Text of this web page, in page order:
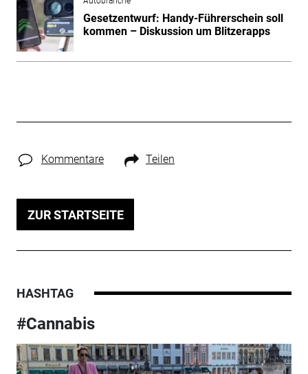
Gesetzentwurf: Handy-Führerschein soll
kommen – Diskussion um Blitzerapps
Kommentare Teilen
ZUR STARTSEITE
HASHTAG
#Cannabis